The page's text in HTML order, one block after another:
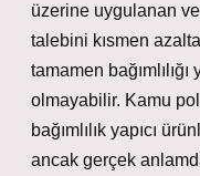
üzerine uygulanan
talebini kısmen
tamamen
olmayabilir. Kamu
bağımlılık yapıcı
ancak gerçek